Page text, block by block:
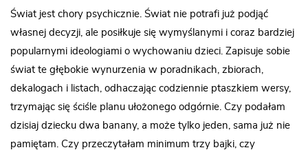
Świat jest chory psychicznie. Świat nie potrafi już podjąć
własnej decyzji, ale posiłkuje się wymyślanymi i coraz bardziej
popularnymi ideologiami o wychowaniu dzieci. Zapisuje sobie
świat te głębokie wynurzenia w poradnikach, zbiorach,
dekalogach i listach, odhaczając codziennie ptaszkiem wersy,
trzymając się ściśle planu ułożonego odgórnie. Czy podałam
dzisiaj dziecku dwa banany, a może tylko jeden, sama już nie
pamiętam. Czy przeczytałam minimum trzy bajki, czy